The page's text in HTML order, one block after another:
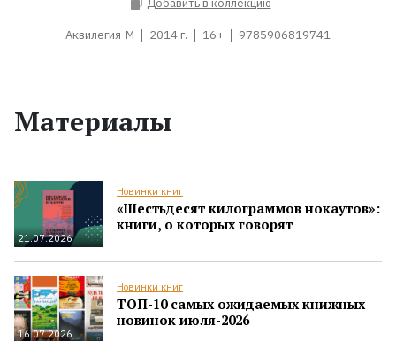
Добавить в коллекцию
Аквилегия-М 2014 г. 16+ 9785906819741
Материалы
21.07.2026
Новинки книг
«Шестьдесят килограммов нокаутов»:
книги, о которых говорят
16.07.2026
Новинки книг
ТОП-10 самых ожидаемых книжных
новинок июля-2026